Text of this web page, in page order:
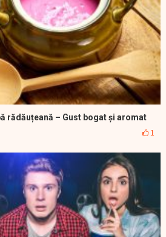
rădăuțeană – Gust bogat și aromat
1